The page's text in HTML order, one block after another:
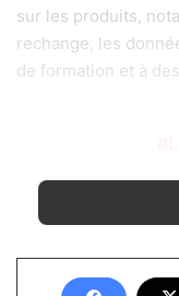
sur les produits,
rechange, les
de formation et à